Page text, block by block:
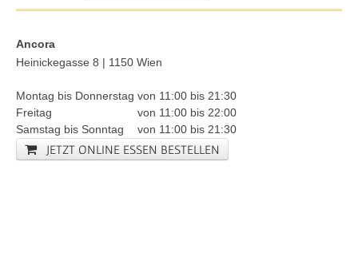
Ancora
Heinickegasse 8 | 1150 Wien
Montag bis Donnerstag von 11:00 bis 21:30
Freitag
von 11:00 bis 22:00
Samstag bis Sonntag
von 11:00 bis 21:30
JETZT ONLINE ESSEN BESTELLEN